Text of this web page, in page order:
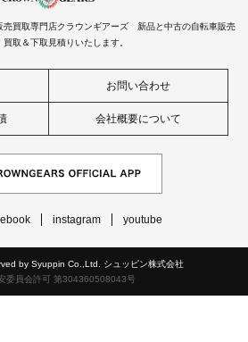
売買取専門店クラウンギアーズ 新品と中古の自転車販売
買取＆下取見積りいたします。
お問い合わせ
会社概要について
instagram youtube
by Syuppin Co.,Ltd. シュッピン株式会社
委員会許可 第304360508043号